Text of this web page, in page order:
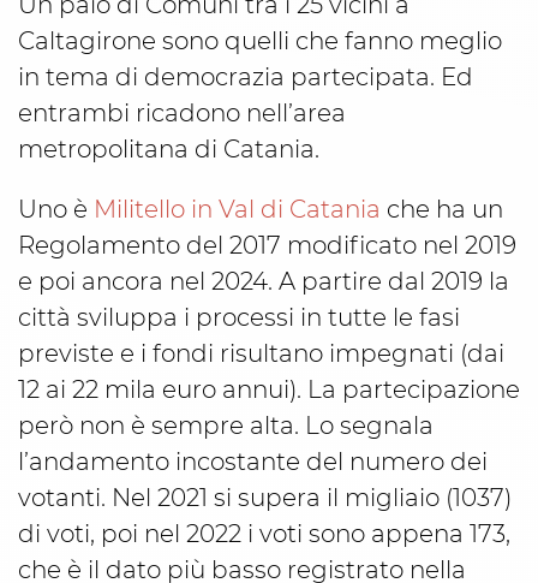
Caltagirone sono quelli che fanno meglio
in tema di democrazia partecipata. Ed
entrambi ricadono nell’area
metropolitana di Catania.
Uno è Militello in Val di Catania che ha un
Regolamento del 2017 modificato nel 2019
e poi ancora nel 2024. A partire dal 2019 la
città sviluppa i processi in tutte le fasi
previste e i fondi risultano impegnati (dai
12 ai 22 mila euro annui). La partecipazione
però non è sempre alta. Lo segnala
l’andamento incostante del numero dei
votanti. Nel 2021 si supera il migliaio (1037)
di voti, poi nel 2022 i voti sono appena 173,
che è il dato più basso registrato nella